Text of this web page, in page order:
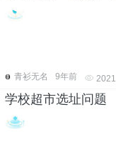
青衫无名
9年前 2021
学校超市选址问题